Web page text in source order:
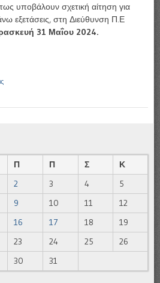
υποβάλουν σχετική αίτηση για
εξετάσεις, στη Διεύθυνση Π.Ε
31 Μαΐου 2024.
Π Π Σ
Κ
2 3 4
5
9 10 11
12
16 17 18
19
23 24 25
26
30 31